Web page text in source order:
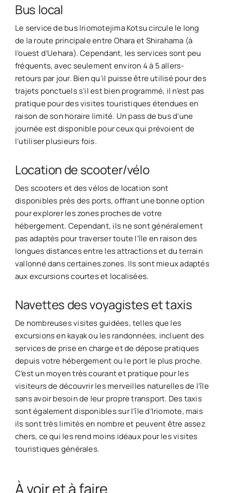
Bus local
Le service de bus Iriomotejima Kotsu circule le long
de la route principale entre Ohara et Shirahama (à
l’ouest d’Uehara). Cependant, les services sont peu
fréquents, avec seulement environ 4 à 5 allers-
retours par jour. Bien qu’il puisse être utilisé pour des
trajets ponctuels s’il est bien programmé, il n’est pas
pratique pour des visites touristiques étendues en
raison de son horaire limité. Un pass de bus d’une
journée est disponible pour ceux qui prévoient de
l’utiliser plusieurs fois.
Location de scooter/vélo
Des scooters et des vélos de location sont
disponibles près des ports, offrant une bonne option
pour explorer les zones proches de votre
hébergement. Cependant, ils ne sont généralement
pas adaptés pour traverser toute l’île en raison des
longues distances entre les attractions et du terrain
vallonné dans certaines zones. Ils sont mieux adaptés
aux excursions courtes et localisées.
Navettes des voyagistes et taxis
De nombreuses visites guidées, telles que les
excursions en kayak ou les randonnées, incluent des
services de prise en charge et de dépose pratiques
depuis votre hébergement ou le port le plus proche.
C’est un moyen très courant et pratique pour les
visiteurs de découvrir les merveilles naturelles de l’île
sans avoir besoin de leur propre transport. Des taxis
sont également disponibles sur l’île d’Iriomote, mais
ils sont très limités en nombre et peuvent être assez
chers, ce qui les rend moins idéaux pour les visites
touristiques générales.
À voir et à faire